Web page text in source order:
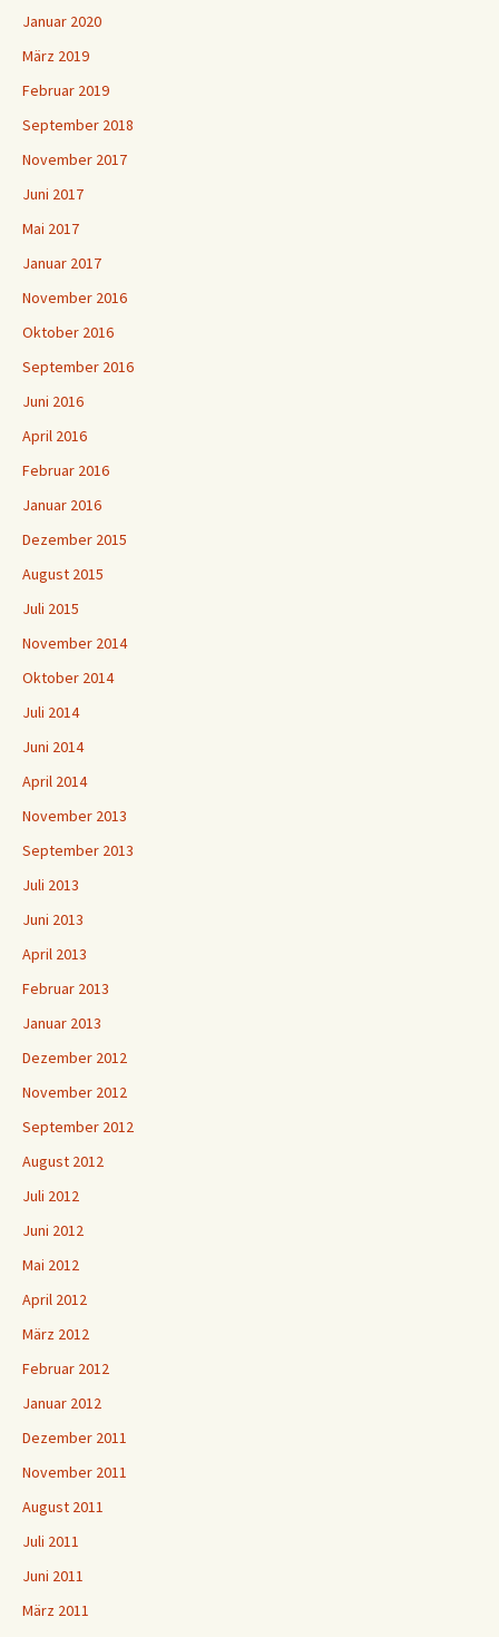
Januar 2020
März 2019
Februar 2019
September 2018
November 2017
Juni 2017
Mai 2017
Januar 2017
November 2016
Oktober 2016
September 2016
Juni 2016
April 2016
Februar 2016
Januar 2016
Dezember 2015
August 2015
Juli 2015
November 2014
Oktober 2014
Juli 2014
Juni 2014
April 2014
November 2013
September 2013
Juli 2013
Juni 2013
April 2013
Februar 2013
Januar 2013
Dezember 2012
November 2012
September 2012
August 2012
Juli 2012
Juni 2012
Mai 2012
April 2012
März 2012
Februar 2012
Januar 2012
Dezember 2011
November 2011
August 2011
Juli 2011
Juni 2011
März 2011